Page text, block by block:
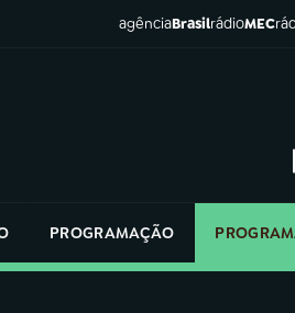
agênciaBrasilrádioMEC
PROGRAMAÇÃO